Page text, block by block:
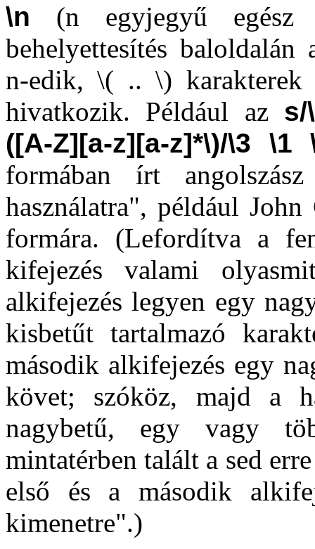
\n (n egyjegyű egész
behelyettesítés baloldalán
n-edik, \( .. \) karakterek
hivatkozik. Például az s/
([A-Z][a-z][a-z]*\)/\3 \1
formában írt
használatra", például
formára. (Lefordítva a
kifejezés valami
alkifejezés legyen egy
kisbetűt tartalmazó
második alkifejezés egy
követ; szóköz, majd a
nagybetű, egy vagy
mintatérben talált a sed
első és a második
kimenetre".)